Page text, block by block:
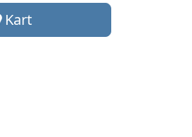
Kart